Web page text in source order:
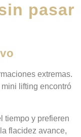
pasar
extremas.
lifting encontró
tiempo y prefieren
flacidez avance,